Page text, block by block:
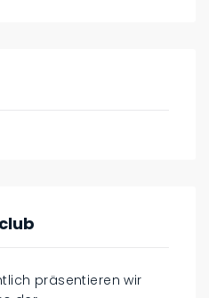
präsentieren wir